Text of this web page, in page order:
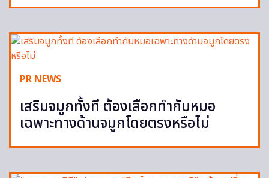
PR NEWS
เสริมจมูกทั้งที ต้องเลือกทำกับหมอ
เฉพาะทางด้านจมูกโดยตรงหรือไม่